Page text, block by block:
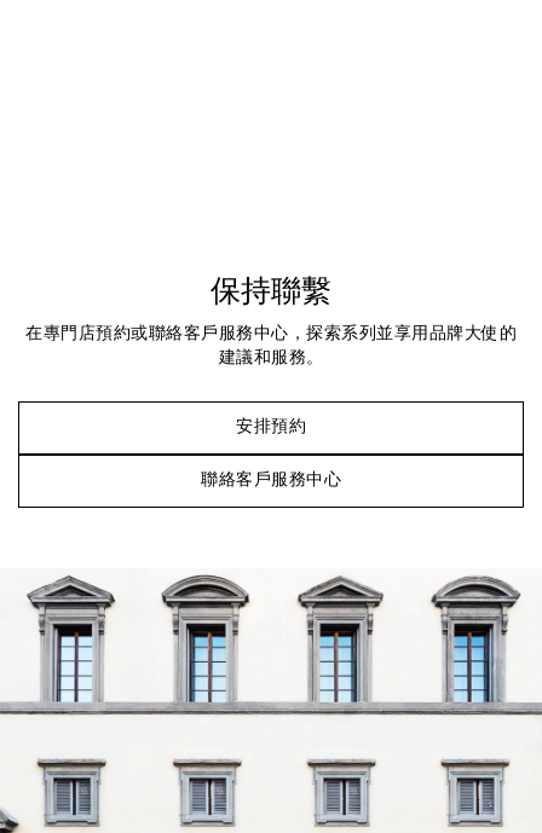
保持聯繫
在專門店預約或聯絡客戶服務中心，探索系列並享用品牌大使的
建議和服務。
安排預約
聯絡客戶服務中心